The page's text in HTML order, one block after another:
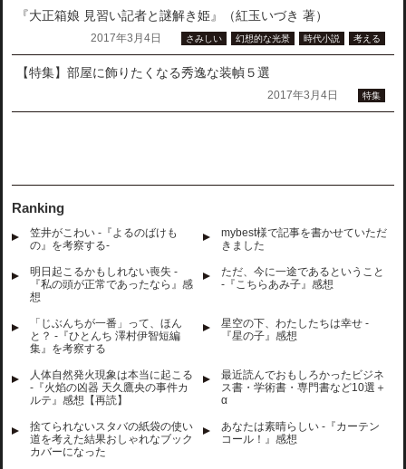
『大正箱娘 見習い記者と謎解き姫』（紅玉いづき 著）
2017年3月4日 さみしい 幻想的な光景 時代小説 考える
【特集】部屋に飾りたくなる秀逸な装幀５選
2017年3月4日 特集
Ranking
笠井がこわい -『よるのばけも
の』を考察する-
mybest様で記事を書かせていただ
きました
明日起こるかもしれない喪失 -
『私の頭が正常であったなら』感
想
ただ、今に一途であるということ
-『こちらあみ子』感想
「じぶんちが一番」って、ほん
と？ -『ひとんち 澤村伊智短編
集』を考察する
星空の下、わたしたちは幸せ -
『星の子』感想
人体自然発火現象は本当に起こる
-『火焰の凶器 天久鷹央の事件カ
ルテ』感想【再読】
最近読んでおもしろかったビジネ
ス書・学術書・専門書など10選＋
α
捨てられないスタバの紙袋の使い
道を考えた結果おしゃれなブック
カバーになった
あなたは素晴らしい -『カーテン
コール！』感想